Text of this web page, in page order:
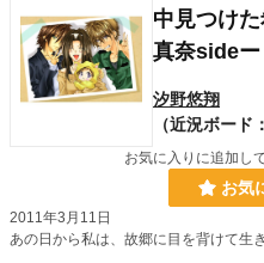
中見つけ
真奈sideー
汐野悠翔
（近況ボード：
お気に入りに追加し
お気
2011年3月11日
あの日から私は、故郷に目を背けて